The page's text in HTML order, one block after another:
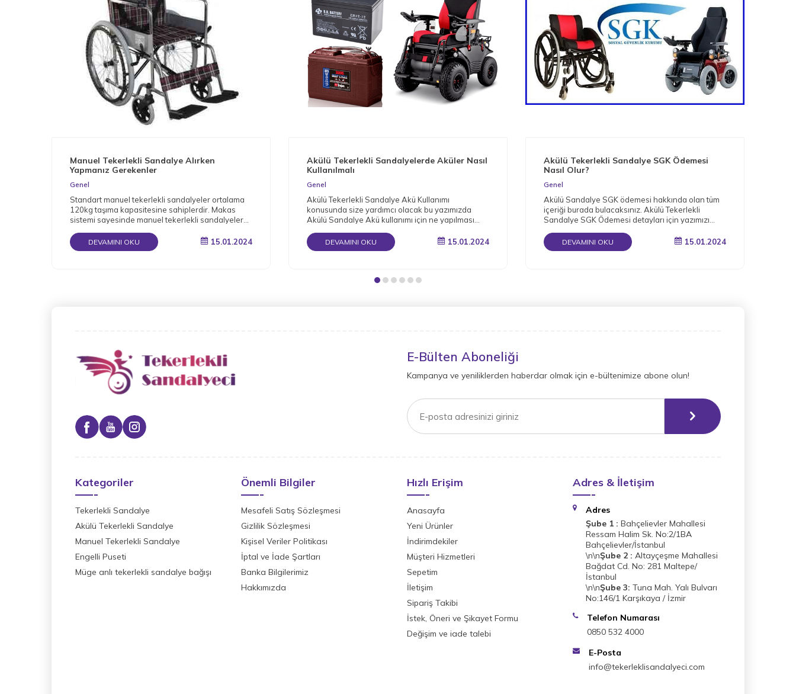
Manuel Tekerlekli Sandalye Alırken
Yapmanız Gerekenler
Genel
Standart manuel tekerlekli sandalyeler ortalama
120kg taşıma kapasitesine sahiplerdir. Makas
sistemi sayesinde manuel tekerlekli sandalyeler
DEVAMINI OKU 15.01.2024
Akülü Tekerlekli Sandalyelerde Aküler Nasıl
Kullanılmalı
Genel
Akülü Tekerlekli Sandalye Akü Kullanımı
konusunda size yardımcı olacak bu yazımızda
Akülü Sandalye Akü kullanımı için ne yapılması
DEVAMINI OKU 15.01.2024
Akülü Tekerlekli Sandalye SGK Ödemesi
Nasıl Olur?
Genel
Akülü Sandalye SGK ödemesi hakkında olan tüm
içeriği burada bulacaksınız. Akülü Tekerlekli
Sandalye SGK Ödemesi detayları için yazımızı
DEVAMINI OKU 15.01.2024
E-Bülten Aboneliği
Kampanya ve yeniliklerden haberdar olmak için e-bültenimize abone olun!
Kategoriler
Tekerlekli Sandalye
Akülü Tekerlekli Sandalye
Manuel Tekerlekli Sandalye
Engelli Puseti
Müge anlı tekerlekli sandalye bağışı
Önemli Bilgiler
Mesafeli Satış Sözleşmesi
Gizlilik Sözleşmesi
Kişisel Veriler Politikası
İptal ve İade Şartları
Banka Bilgilerimiz
Hakkımızda
Hızlı Erişim
Anasayfa
Yeni Ürünler
İndirimdekiler
Müşteri Hizmetleri
Sepetim
İletişim
Sipariş Takibi
İstek, Öneri ve Şikayet Formu
Değişim ve iade talebi
Adres & İletişim
Adres
Şube 1 : Bahçelievler Mahallesi
Ressam Halim Sk. No:2/1BA
Bahçelievler/İstanbul
\n\nŞube 2 : Altayçeşme Mahallesi
Bağdat Cd. No: 281 Maltepe/
İstanbul
\n\nŞube 3: Tuna Mah. Yalı Bulvarı
No:146/1 Karşıkaya / İzmir
Telefon Numarası
0850 532 4000
E-Posta
info@tekerleklisandalyeci.com